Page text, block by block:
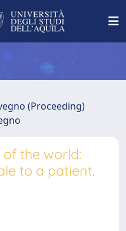
(Proceeding)
the world:
to a patient.